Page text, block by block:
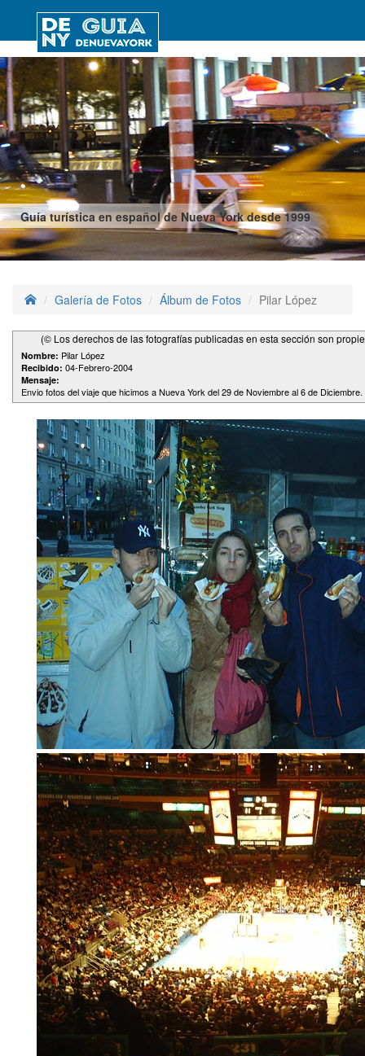
Guía turística en español de Nueva York desde 1999
Galería de Fotos Álbum de Fotos Pilar López
(© Los derechos de las fotografías publicadas en esta sección son
Nombre: Pilar López
Recibido: 04-Febrero-2004
Mensaje:
Envio fotos del viaje que hicimos a Nueva York del 29 de Noviembre al 6 de